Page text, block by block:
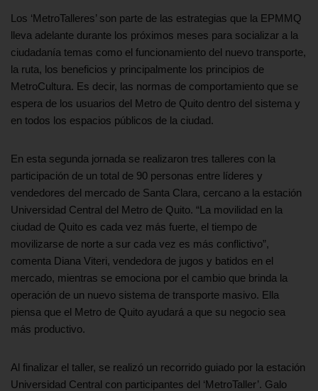
Los ‘MetroTalleres’ son parte de las estrategias que la EPMMQ
lleva adelante durante los próximos meses para socializar a la
ciudadanía temas como el funcionamiento del nuevo transporte,
la ruta, los beneficios y principalmente los principios de
MetroCultura. Es decir, las normas de comportamiento que se
espera de los usuarios del Metro de Quito dentro del sistema y
en todos los espacios públicos de la ciudad.
En esta segunda jornada se realizaron tres talleres con la
participación de un total de 90 personas entre líderes y
vendedores del mercado de Santa Clara, cercano a la estación
Universidad Central del Metro de Quito. “La movilidad en la
ciudad de Quito es cada vez más fuerte, el tiempo de
movilizarse de norte a sur cada vez es más conflictivo”,
comenta Diana Viteri, vendedora de jugos y batidos en el
mercado, mientras se emociona por el cambio que brinda la
operación de un nuevo sistema de transporte masivo. Ella
piensa que el Metro de Quito ayudará a que su negocio sea
más productivo.
Al finalizar el taller, se realizó un recorrido guiado por la estación
Universidad Central con participantes del ‘MetroTaller’. Galo